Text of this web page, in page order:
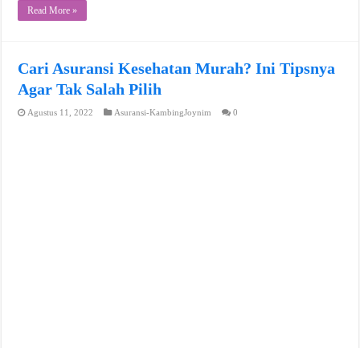
Read More »
Cari Asuransi Kesehatan Murah? Ini Tipsnya
Agar Tak Salah Pilih
Agustus 11, 2022 Asuransi-KambingJoynim 0